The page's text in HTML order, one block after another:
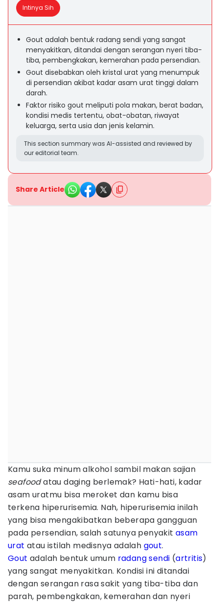
Intinya Sih
Gout adalah bentuk radang sendi yang sangat
menyakitkan, ditandai dengan serangan nyeri tiba-
tiba, pembengkakan, kemerahan pada persendian.
Gout disebabkan oleh kristal urat yang menumpuk
di persendian akibat kadar asam urat tinggi dalam
darah.
Faktor risiko gout meliputi pola makan, berat badan,
kondisi medis tertentu, obat-obatan, riwayat
keluarga, serta usia dan jenis kelamin.
This section summary was AI-assisted and reviewed by
our editorial team.
Share Article
Kamu suka minum alkohol sambil makan sajian
seafoodatau daging berlemak? Hati-hati, kadar
asam uratmu bisa meroket dan kamu bisa
terkena hiperurisemia. Nah, hiperurisemia inilah
yang bisa mengakibatkan beberapa gangguan
pada persendian, salah satunya penyakit asam
urat atau istilah medisnya adalah gout.
Gout adalah bentuk umum radang sendi (artritis)
yang sangat menyakitkan. Kondisi ini ditandai
dengan serangan rasa sakit yang tiba-tiba dan
parah, pembengkakan, kemerahan dan nyeri